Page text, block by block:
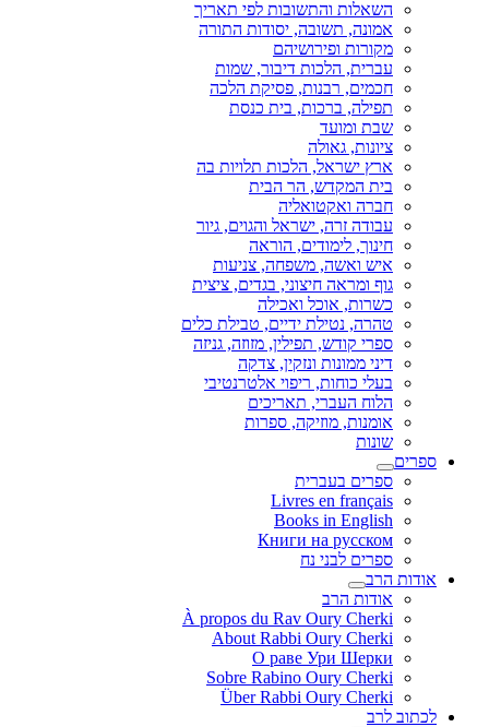
השאלות והתשובות לפי תאריך
אמונה, תשובה, יסודות התורה
מקורות ופירושיהם
עברית, הלכות דיבור, שמות
חכמים, רבנות, פסיקת הלכה
תפילה, ברכות, בית כנסת
שבת ומועד
ציונות, גאולה
ארץ ישראל, הלכות תלויות בה
בית המקדש, הר הבית
חברה ואקטואליה
עבודה זרה, ישראל והגוים, גיור
חינוך, לימודים, הוראה
איש ואשה, משפחה, צניעות
גוף ומראה חיצוני, בגדים, ציצית
כשרות, אוכל ואכילה
טהרה, נטילת ידיים, טבילת כלים
ספרי קודש, תפילין, מזוזה, גניזה
דיני ממונות ונזקין, צדקה
בעלי כוחות, ריפוי אלטרנטיבי
הלוח העברי, תאריכים
אומנות, מוזיקה, ספרות
שונות
ספרים
ספרים בעברית
Livres en français
Books in English
Книги на русском
ספרים לבני נח
אודות הרב
אודות הרב
À propos du Rav Oury Cherki
About Rabbi Oury Cherki
О раве Ури Шерки
Sobre Rabino Oury Cherki
Über Rabbi Oury Cherki
לכתוב לרב